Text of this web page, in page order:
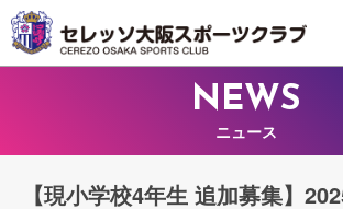
NEWS
ニュース
【現小学校4年生 追加募集】